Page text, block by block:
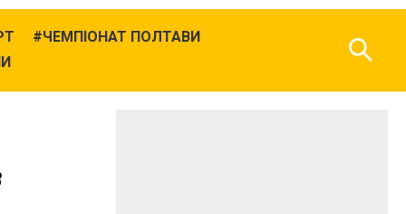
ЧЕМПІОНАТ ПОЛТАВИ